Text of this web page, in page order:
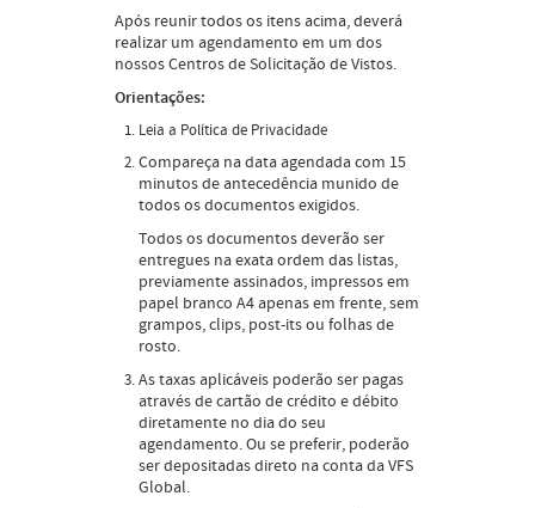
Após reunir todos os itens acima, deverá
realizar um agendamento em um dos
nossos Centros de Solicitação de Vistos.
Orientações:
Leia a Política de Privacidade
Compareça na data agendada com 15
minutos de antecedência munido de
todos os documentos exigidos.
Todos os documentos deverão ser
entregues na exata ordem das listas,
previamente assinados, impressos em
papel branco A4 apenas em frente, sem
grampos, clips, post-its ou folhas de
rosto.
As taxas aplicáveis poderão ser pagas
através de cartão de crédito e débito
diretamente no dia do seu
agendamento. Ou se preferir, poderão
ser depositadas direto na conta da VFS
Global.